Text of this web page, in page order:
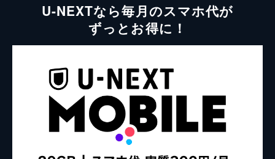
U-NEXTなら毎月のスマホ代が
ずっとお得に！